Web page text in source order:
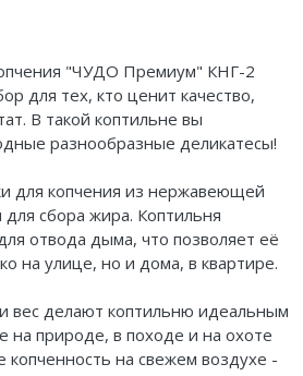
"ЧУДО Премиум" КНГ-2
для тех, кто ценит качество,
В такой коптильне вы
разнообразные деликатесы!
для копчения из нержавеющей
сбора жира. Коптильня
отвода дыма, что позволяет её
на улице, но и дома, в квартире.
вес делают коптильню идеальным
на природе, в походе и на охоте
копченность на свежем воздухе -